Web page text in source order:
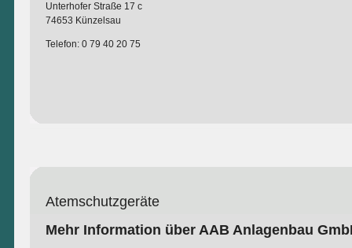
Unterhofer Straße 17 c
74653 Künzelsau
Telefon: 0 79 40 20 75
Atemschutzgeräte
Mehr Information über AAB Anlagenbau